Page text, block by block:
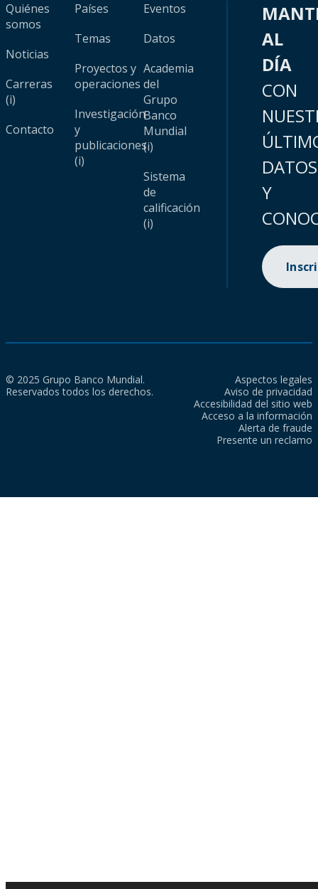
Quiénes
somos
Noticias
Carreras
(i)
Contacto
Países
Temas
Proyectos y
operaciones
Investigación
y
publicaciones
(i)
Eventos
Datos
Academia
del
Grupo
Banco
Mundial
(i)
Sistema
de
calificación
(i)
AL
DÍA
CON
DATOS
Y
© 2025 Grupo Banco Mundial.
Reservados todos los derechos.
Aspectos legales
Aviso de privacidad
Accesibilidad del sitio web
Acceso a la información
Alerta de fraude
Presente un reclamo